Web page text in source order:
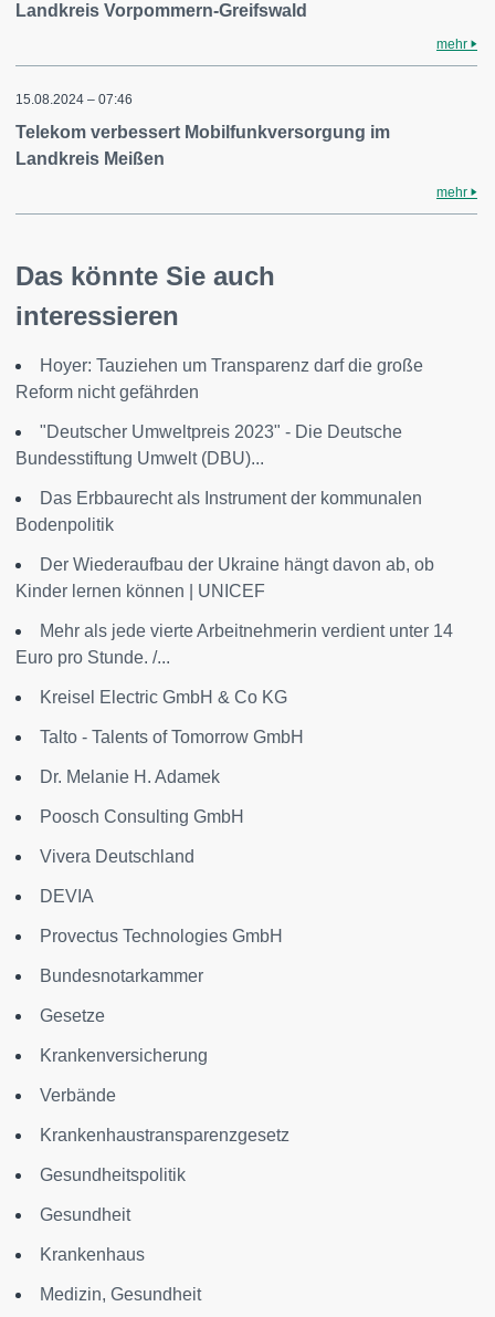
Landkreis Vorpommern-Greifswald
mehr
15.08.2024 – 07:46
Telekom verbessert Mobilfunkversorgung im
Landkreis Meißen
mehr
Das könnte Sie auch
interessieren
Hoyer: Tauziehen um Transparenz darf die große
Reform nicht gefährden
"Deutscher Umweltpreis 2023" - Die Deutsche
Bundesstiftung Umwelt (DBU)...
Das Erbbaurecht als Instrument der kommunalen
Bodenpolitik
Der Wiederaufbau der Ukraine hängt davon ab, ob
Kinder lernen können | UNICEF
Mehr als jede vierte Arbeitnehmerin verdient unter 14
Euro pro Stunde. /...
Kreisel Electric GmbH & Co KG
Talto - Talents of Tomorrow GmbH
Dr. Melanie H. Adamek
Poosch Consulting GmbH
Vivera Deutschland
DEVIA
Provectus Technologies GmbH
Bundesnotarkammer
Gesetze
Krankenversicherung
Verbände
Krankenhaustransparenzgesetz
Gesundheitspolitik
Gesundheit
Krankenhaus
Medizin, Gesundheit